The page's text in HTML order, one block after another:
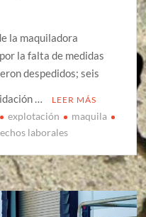
la maquiladora
la falta de medidas
despedidos; seis
…
LEER MÁS
explotación
maquila
laborales